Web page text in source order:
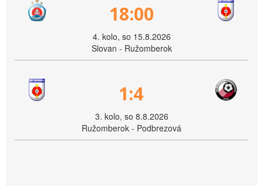
18:00
4. kolo, so 15.8.2026
Slovan - Ružomberok
1:4
3. kolo, so 8.8.2026
Ružomberok - Podbrezová